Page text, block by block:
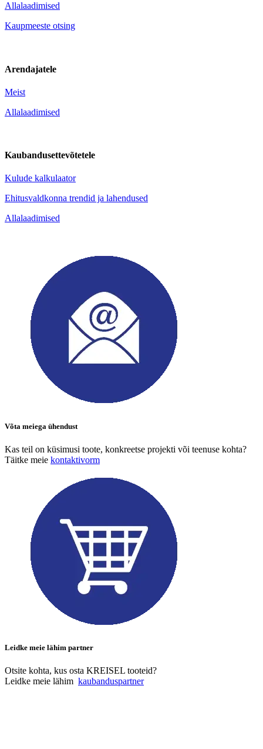
Allalaadimised
Kaupmeeste otsing
Arendajatele
Meist
Allalaadimised
Kaubandusettevõtetele
Kulude kalkulaator
Ehitusvaldkonna trendid ja lahendused
Allalaadimised
Võta meiega ühendust
Kas teil on küsimusi toote, konkreetse projekti või teenuse kohta?
Täitke meie kontaktivorm
Leidke meie lähim partner
Otsite kohta, kus osta KREISEL tooteid?
Leidke meie lähim kaubanduspartner